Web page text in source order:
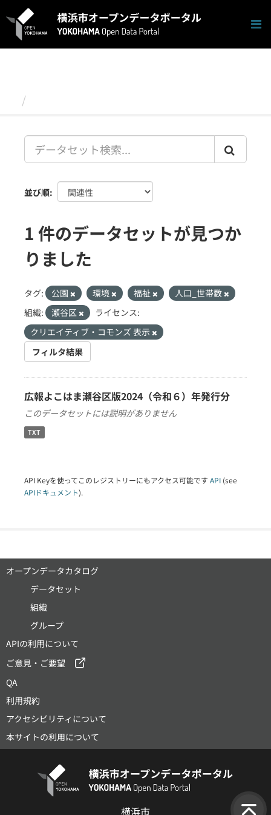
キ
並び順
1 件のデータセットが見つか
りました
タグ: 公園 環境 福祉
人口_世帯数
組織:
瀬谷区
ライセンス:
クリエイティブ・コモンズ 表示
フィルタ結果
広報よこはま瀬谷区版2024（令和６）年発行分
このデータセットには説明がありません
TXT
API Keyを使ってこのレジストリーにもアクセス可能です API (see
APIドキュメント).
オープンデータカタログ
データセット
組織
グループ
APIの利用について
ご意見・ご要望
QA
利用規約
アクセシビリティについて
本サイトの利用について
横浜市